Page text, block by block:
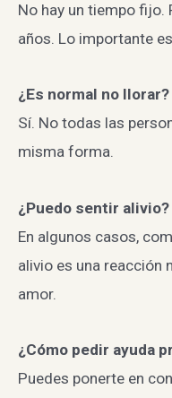
No hay un tiempo fijo.
años. Lo importante
¿Es normal no llorar?
Sí. No todas las
misma forma.
¿Puedo sentir alivio?
En algunos casos,
alivio es una reacción
amor.
¿Cómo pedir ayuda
Puedes ponerte en